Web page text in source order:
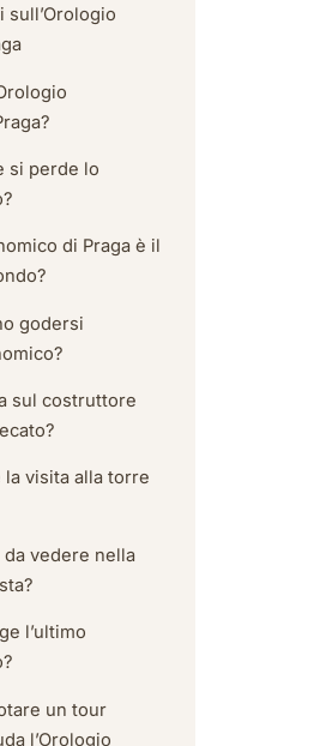
sull’Orologio
si perde lo
di Praga è il
godersi
sul costruttore
visita alla torre
da vedere nella
l’ultimo
un tour
l’Orologio